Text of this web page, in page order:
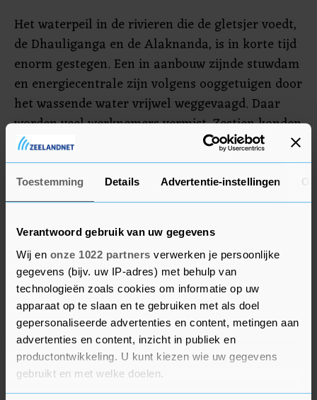
Toestemming Details Advertentie-instellingen
Verantwoord gebruik van uw gegevens
Wij en onze 1022 partners verwerken je persoonlijke
gegevens (bijv. uw IP-adres) met behulp van
technologieën zoals cookies om informatie op uw
apparaat op te slaan en te gebruiken met als doel
gepersonaliseerde advertenties en content, metingen aan
advertenties en content, inzicht in publiek en
productontwikkeling. U kunt kiezen wie uw gegevens
gebruikt en met welke doelen.
Het waterpeil in de rivieren die de gletsjer voedt,
de Dhauliganga en de Alaknanda, is in korte tijd
enorm gestegen. Een in aanbouw zijnde stuwdam
en energiecentrale zijn volgens ooggetuigen door
het wassende water vrijwel weggevaagd. Daar
worden veel werknemers vermist. Zestien konden
er uit een benarde positie in een tunnel worden
gered. De vloedgolf die het afgebroken stuk
gletsjer veroorzaakte, is echter verder
stroomafwaarts inmiddels niet gevaarlijk meer.